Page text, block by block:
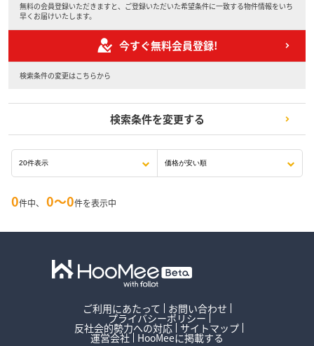
無料の会員登録いただきますと、ご登録いただいた希望条件に一致する物件情報をいち
早くお届けいたします。
今すぐ無料会員登録!
検索条件の変更はこちらから
検索条件を変更する
0件中、 0〜0件を表示中
ご利用にあたって お問い合わせ
プライバシーポリシー
反社会的勢力への対応 サイトマップ
運営会社 HooMeeに掲載する